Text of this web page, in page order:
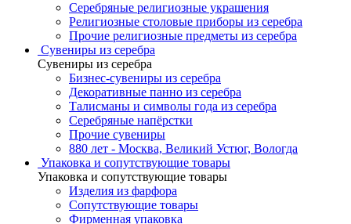
Серебряные религиозные украшения
Религиозные столовые приборы из серебра
Прочие религиозные предметы из серебра
Сувениры из серебра
Сувениры из серебра
Бизнес-сувениры из серебра
Декоративные панно из серебра
Талисманы и символы года из серебра
Серебряные напёрстки
Прочие сувениры
880 лет - Москва, Великий Устюг, Вологда
Упаковка и сопутствующие товары
Упаковка и сопутствующие товары
Изделия из фарфора
Сопутствующие товары
Фирменная упаковка